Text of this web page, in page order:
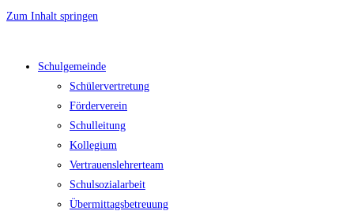
Zum Inhalt springen
Schulgemeinde
Schülervertretung
Förderverein
Schulleitung
Kollegium
Vertrauenslehrerteam
Schulsozialarbeit
Übermittagsbetreuung